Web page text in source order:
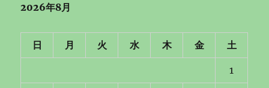
ン
2026年8月
日 月 火 水 木 金 土
1